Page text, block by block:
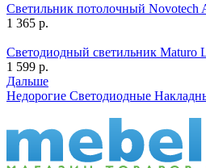
Светильник потолочный Novotech
1 365 р.
Светодиодный светильник Maturo
1 599 р.
Дальше
Недорогие Светодиодные